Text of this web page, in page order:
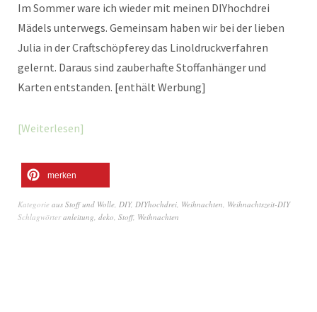
Im Sommer ware ich wieder mit meinen DIYhochdrei
Mädels unterwegs. Gemeinsam haben wir bei der lieben
Julia in der Craftschöpferey das Linoldruckverfahren
gelernt. Daraus sind zauberhafte Stoffanhänger und
Karten entstanden. [enthält Werbung]
Weiterlesen
merken
Kategorie aus Stoff und Wolle, DIY, DIYhochdrei, Weihnachten, Weihnachtszeit-DIY
Schlagwörteranleitung, deko, Stoff, Weihnachten